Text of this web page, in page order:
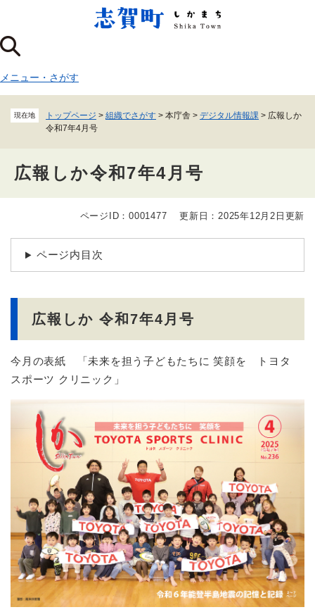
ジ
の
頭
で
メニューを飛ばして本文へ
メニュー ・ さがす
現在地 トップページ > 組織でさがす > 本庁舎 > デジタル情報課 > 広報しか
令和7年4月号
広報しか令和7年4月号
文
ページID：0001477 更新日：2025年12月2日更新
ページ内目次
広報しか 令和7年4月号
今月の表紙 「未来を担う子どもたちに 笑顔を トヨタ
スポーツ クリニック」